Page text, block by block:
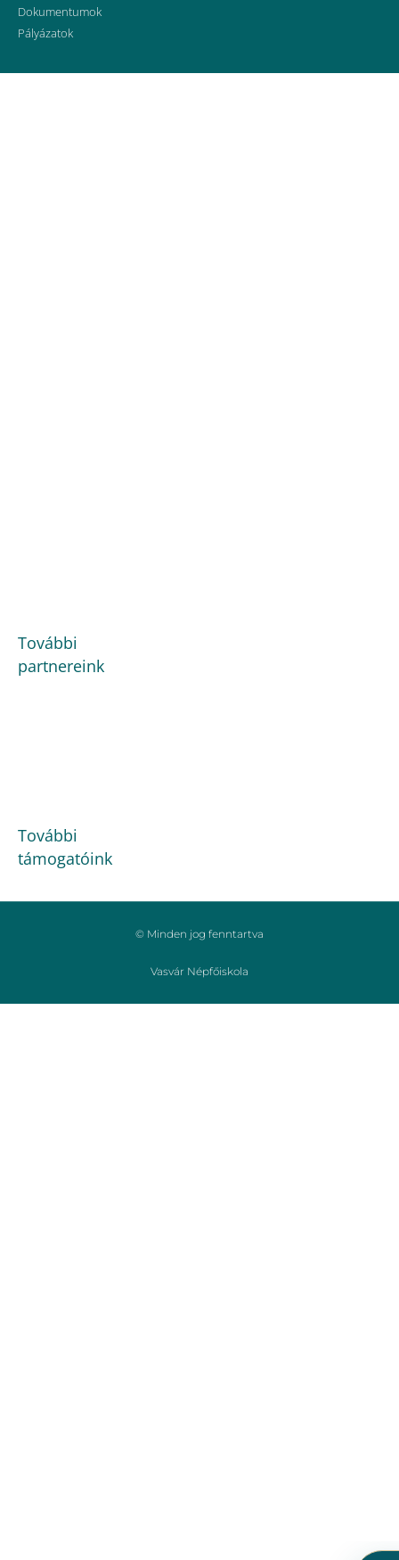
Dokumentumok
Pályázatok
További
partnereink
További
támogatóink
© Minden jog fenntartva
Vasvár Népfőiskola